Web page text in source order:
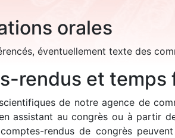
orales
éventuellement texte des
rendus et
de notre agence de
assistant au congrès ou à partir
rendus de congrès